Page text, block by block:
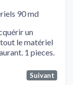
90 md
un
le matériel
1 pieces.
Suivant